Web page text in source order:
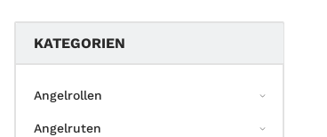
KATEGORIEN
Angelrollen
Angelruten